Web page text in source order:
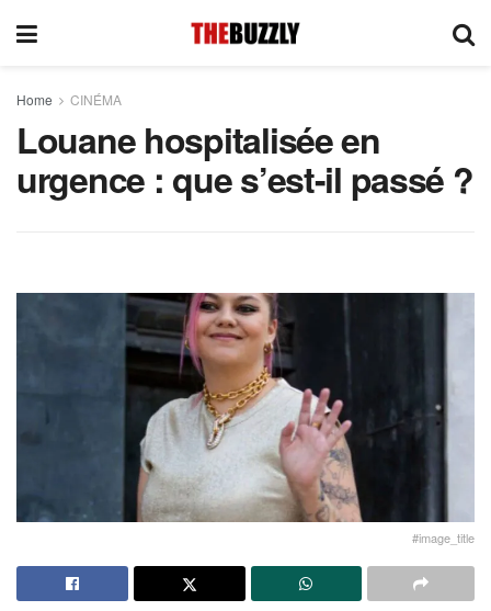
Home CINÉMA
Louane hospitalisée en
urgence : que s’est-il passé ?
#image_title